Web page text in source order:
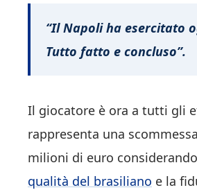
“Il Napoli ha esercitato
Tutto fatto e concluso”.
Il giocatore è ora a tutti gli
rappresenta una
milioni di euro
qualità del brasiliano e la